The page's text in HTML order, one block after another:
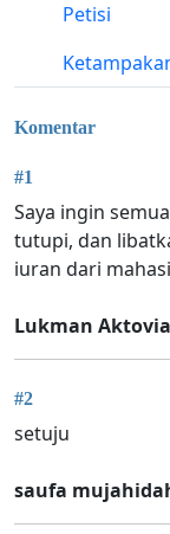
Petisi
Komentar
#1
Saya ingin
tutupi, dan
iuran dari
Lukman
#2
setuju
saufa